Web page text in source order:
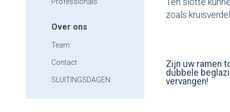
Professionals
Over ons
Team
Contact
SLUITINGSDAGEN
Ten slotte
zoals
Zijn uw ramen
dubbele
vervangen!